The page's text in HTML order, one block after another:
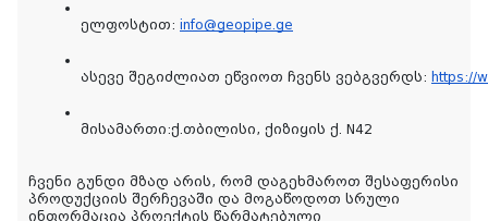
ელფოსტით: info@geopipe.ge
ასევე შეგიძლიათ ეწვიოთ ჩვენს ვებგვერდს: https://
მისამართი:ქ.თბილისი, ქიზიყის ქ. N42
ჩვენი გუნდი მზად არის, რომ დაგეხმაროთ შესაფერისი
პროდუქციის შერჩევაში და მოგაწოდოთ სრული
ინფორმაცია პროექტის წარმატებული